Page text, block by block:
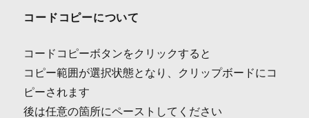
ナ
ビ
ゲ
ー
コードコピーについて
コードコピーボタンをクリックすると
コピー範囲が選択状態となり、クリップボードにコ
ピーされます
後は任意の箇所にペーストしてください